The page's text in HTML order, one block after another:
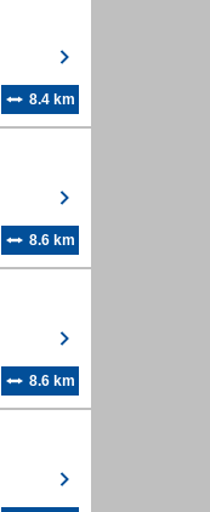
8.4 km
8.6 km
8.6 km